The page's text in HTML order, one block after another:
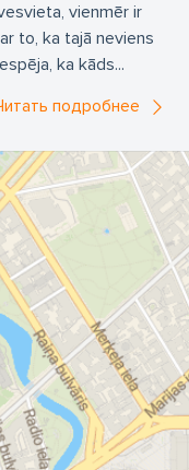
vienmēr ir
to, ka tajā neviens
ka kāds...
подробнее